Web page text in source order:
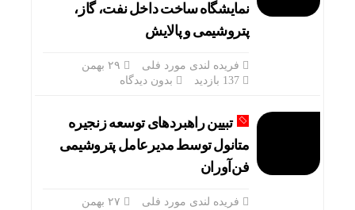
نمایشگاه ساخت داخل نفت، گاز،
پتروشیمی و پالایش
فریده لندی مورد فلی
بدون دیدگاه
تبیین راهبردهای توسعه زنجیره
متانول توسط مدیرعامل‌ پتروشیمی
فن‌آوران
فریده لندی مورد فلی